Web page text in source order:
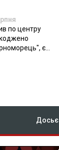
по центру
є
Досьє